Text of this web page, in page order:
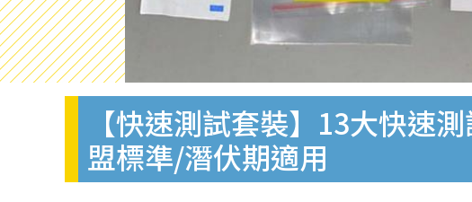
【快速測試套裝】13大快速
盟標準/潛伏期適用